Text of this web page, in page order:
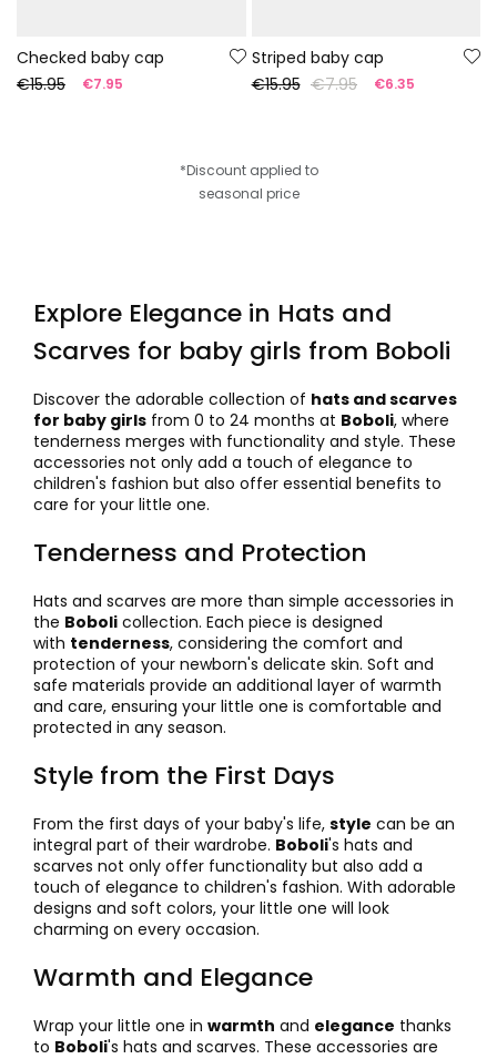
Checked baby cap
€15.95
€7.95
Striped baby cap
€15.95 €7.95 €6.35
*Discount applied to
seasonal price
Explore Elegance in Hats and
Scarves for baby girls from Boboli
Discover the adorable collection of hats and scarves
for baby girls from 0 to 24 months at Boboli, where
tenderness merges with functionality and style. These
accessories not only add a touch of elegance to
children's fashion but also offer essential benefits to
care for your little one.
Tenderness and Protection
Hats and scarves are more than simple accessories in
the Boboli collection. Each piece is designed
with tenderness, considering the comfort and
protection of your newborn's delicate skin. Soft and
safe materials provide an additional layer of warmth
and care, ensuring your little one is comfortable and
protected in any season.
Style from the First Days
From the first days of your baby's life, style can be an
integral part of their wardrobe. Boboli's hats and
scarves not only offer functionality but also add a
touch of elegance to children's fashion. With adorable
designs and soft colors, your little one will look
charming on every occasion.
Warmth and Elegance
Wrap your little one in warmth and elegance thanks
to Boboli's hats and scarves. These accessories are